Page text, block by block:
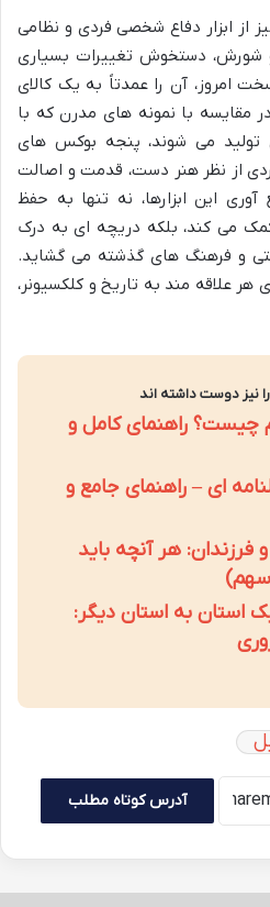
از ابزار دفاع شخصی فردی و نظامی
شورش، دستخوش تغییرات بسیاری
امروز، آن را عمدتاً به یک کالای
مقایسه با نمونه های مدرن که با
تولید می شوند، پنجه بوکس های
از نظر هنر دست، قدمت و اصالت
این ابزارها، نه تنها به حفظ
می کند، بلکه دریچه ای به درک
و فرهنگ های گذشته می گشاید.
هر علاقه مند به تاریخ و کلکسیونر،
نیز دوست داشته اند
چیست؟ راهنمای کامل و
ای – راهنمای جامع و
هر آنچه باید
سهم)
استان به استان دیگر:
آدرس کوتاه مطلب